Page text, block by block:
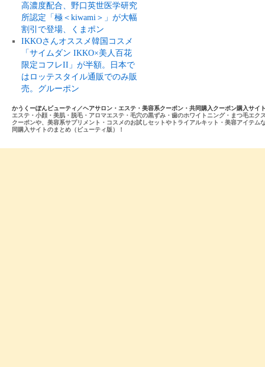
高濃度配合、野口英世医学研究
所認定「極＜kiwami＞」が大幅
割引で登場、くまポン
IKKOさんオススメ韓国コスメ
「サイムダン IKKO×美人百花
限定コフレII」が半額。日本で
はロッテスタイル通販でのみ販
売。グルーポン
かうくーぽんビューティ／ヘアサロン・エステ・美容系クーポン・共同購入クーポン購入サイ
エステ・小顔・美肌・脱毛・アロマエステ・毛穴の黒ずみ・歯のホワイトニング・まつ毛エ
クーポンや、美容系サプリメント・コスメのお試しセットやトライアルキット・美容アイテ
同購入サイトのまとめ（ビューティ版）！